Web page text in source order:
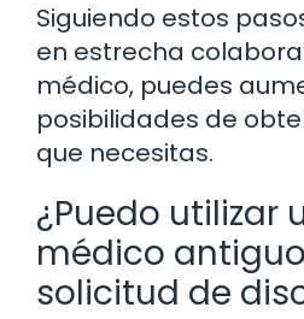
Siguiendo estos
en estrecha
médico, puedes
posibilidades de
que necesitas.
¿Puedo utilizar
médico
solicitud de